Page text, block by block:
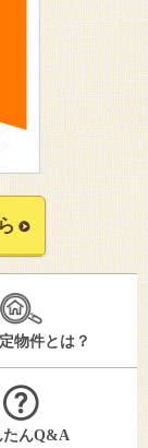
物件とは？
たんQ&A